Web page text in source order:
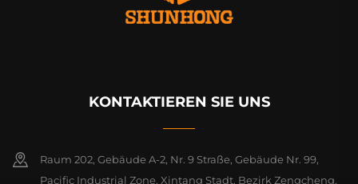
KONTAKTIEREN SIE UNS
Raum 202, Gebäude A-2, Nr. 9 Straße, Gebäude Nr. 99,
Pacific Industrial Zone, Xintang Stadt, Bezirk Zengcheng,